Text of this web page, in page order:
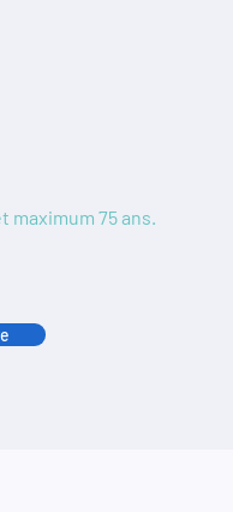
maximum 75 ans.